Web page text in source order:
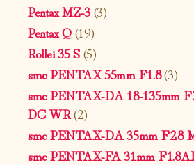
Pentax MZ-3(3)
Pentax Q(19)
Rollei 35 S(5)
smc PENTAX 55mm F1.8(3)
smc PENTAX-DA 18-135mm
DC WR(2)
smc PENTAX-DA 35mm F2.8
smc PENTAX-FA 31mm